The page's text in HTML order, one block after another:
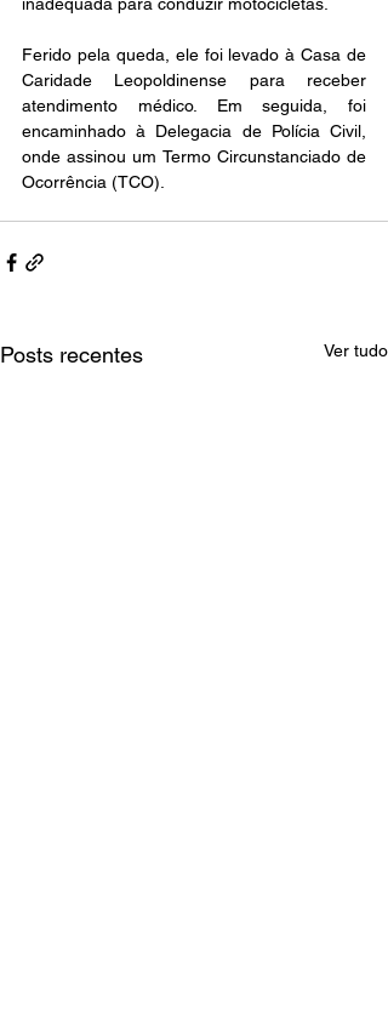
Ferido pela queda, ele foi levado à Casa de
Caridade Leopoldinense para receber
atendimento médico. Em seguida, foi
encaminhado à Delegacia de Polícia Civil,
onde assinou um Termo Circunstanciado de
Ocorrência (TCO).
Posts recentes Ver tudo